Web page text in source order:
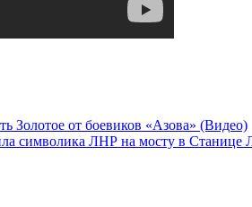
Золотое от боевиков «Азова» (Видео)
символика ЛНР на мосту в Станице